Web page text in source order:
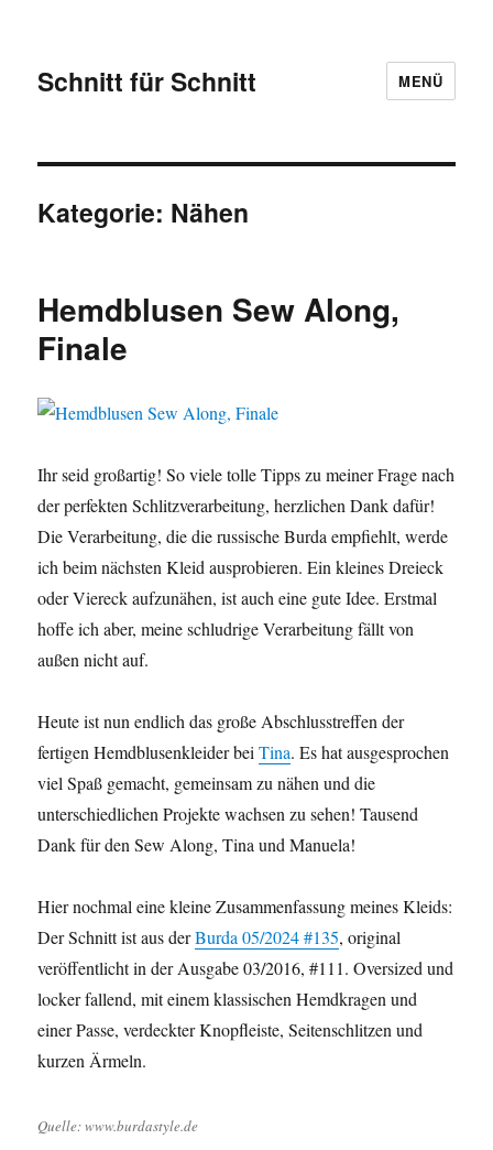
Schnitt für Schnitt MENÜ
Kategorie: Nähen
Hemdblusen Sew Along,
Finale
Ihr seid großartig! So viele tolle Tipps zu meiner Frage nach
der perfekten Schlitzverarbeitung, herzlichen Dank dafür!
Die Verarbeitung, die die russische Burda empfiehlt, werde
ich beim nächsten Kleid ausprobieren. Ein kleines Dreieck
oder Viereck aufzunähen, ist auch eine gute Idee. Erstmal
hoffe ich aber, meine schludrige Verarbeitung fällt von
außen nicht auf.
Heute ist nun endlich das große Abschlusstreffen der
fertigen Hemdblusenkleider beiTina. Es hat ausgesprochen
viel Spaß gemacht, gemeinsam zu nähen und die
unterschiedlichen Projekte wachsen zu sehen! Tausend
Dank für den Sew Along, Tina und Manuela!
Hier nochmal eine kleine Zusammenfassung meines Kleids:
Der Schnitt ist aus derBurda 05/2024 #135, original
veröffentlicht in der Ausgabe 03/2016, #111. Oversized und
locker fallend, mit einem klassischen Hemdkragen und
einer Passe, verdeckter Knopfleiste, Seitenschlitzen und
kurzen Ärmeln.
Quelle: www.burdastyle.de